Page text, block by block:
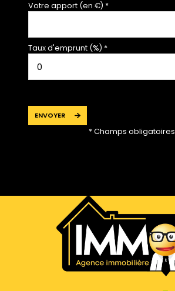
Votre apport (en €) *
Taux d'emprunt (%) *
ENVOYER
* Champs obligatoires